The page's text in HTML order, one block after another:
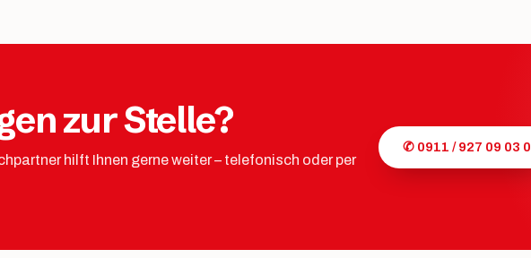
zur Stelle?
hilft Ihnen gerne weiter – telefonisch oder per
✆ 0911 / 927 09 03 0